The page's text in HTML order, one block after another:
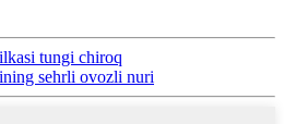
tungi chiroq
sehrli ovozli nuri